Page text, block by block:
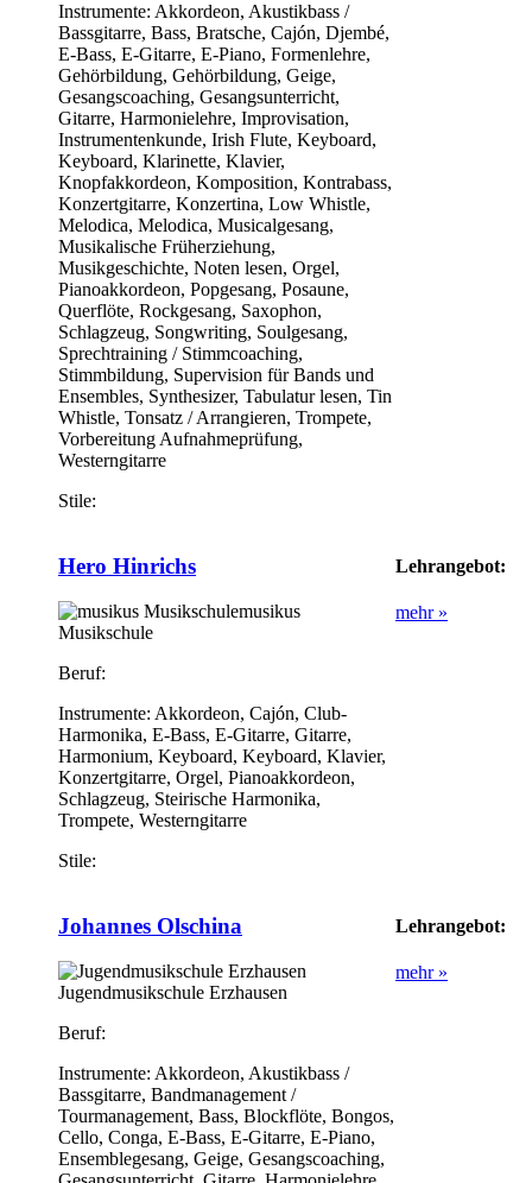
Instrumente: Akkordeon, Akustikbass /
Bassgitarre, Bass, Bratsche, Cajón, Djembé,
E-Bass, E-Gitarre, E-Piano, Formenlehre,
Gehörbildung, Gehörbildung, Geige,
Gesangscoaching, Gesangsunterricht,
Gitarre, Harmonielehre, Improvisation,
Instrumentenkunde, Irish Flute, Keyboard,
Keyboard, Klarinette, Klavier,
Knopfakkordeon, Komposition, Kontrabass,
Konzertgitarre, Konzertina, Low Whistle,
Melodica, Melodica, Musicalgesang,
Musikalische Früherziehung,
Musikgeschichte, Noten lesen, Orgel,
Pianoakkordeon, Popgesang, Posaune,
Querflöte, Rockgesang, Saxophon,
Schlagzeug, Songwriting, Soulgesang,
Sprechtraining / Stimmcoaching,
Stimmbildung, Supervision für Bands und
Ensembles, Synthesizer, Tabulatur lesen, Tin
Whistle, Tonsatz / Arrangieren, Trompete,
Vorbereitung Aufnahmeprüfung,
Westerngitarre
Stile:
Hero Hinrichs
musikus
Musikschule
Beruf:
Instrumente: Akkordeon, Cajón, Club-
Harmonika, E-Bass, E-Gitarre, Gitarre,
Harmonium, Keyboard, Keyboard, Klavier,
Konzertgitarre, Orgel, Pianoakkordeon,
Schlagzeug, Steirische Harmonika,
Trompete, Westerngitarre
Stile:
Lehrangebot:
mehr »
Johannes Olschina
Jugendmusikschule Erzhausen
Beruf:
Instrumente: Akkordeon, Akustikbass /
Bassgitarre, Bandmanagement /
Tourmanagement, Bass, Blockflöte, Bongos,
Cello, Conga, E-Bass, E-Gitarre, E-Piano,
Ensemblegesang, Geige, Gesangscoaching,
Lehrangebot:
mehr »